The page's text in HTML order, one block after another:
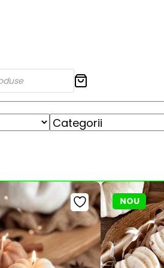
NOU